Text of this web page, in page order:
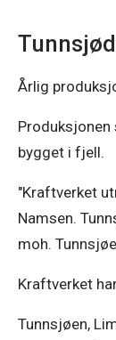
Årlig
bygget i fjell.
"Kraftverket
Namsen.
moh.
Kraftverket
Tunnsjøen,